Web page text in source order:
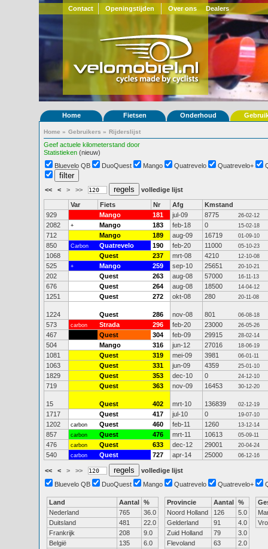
Contact Openingstijden Over ons Dealers
Home Fietsen Onderhoud
Home » Gebruikers » Rijderslijst
Geef actuele kilometerstand door
Statistieken (nieuw)
Bluevelo QB
DuoQuest Mango Quatrevelo Quatrevelo+
<< < > >> volledige lijst
Var Fiets Nr Afg
Kmstand
929
Mango 181 jul-09 8775 26-02-12
2082 + Mango 183 feb-18 0 15-02-18
712 Mango 189 aug-09 16719 01-09-10
850 Carbon Quatrevelo 190 feb-20 11000 05-10-23
1068 Quest 237 mrt-08 4210 12-10-08
525 + Mango 259 sep-10 25651 20-10-21
202 Quest 263 aug-08 57000 16-11-13
676 Quest 264 aug-08 18500 14-04-12
1251 Quest 272 okt-08 280 20-11-08
1224 Quest 286 nov-08 801 06-08-18
573 carbon Strada 296 feb-20 23000 26-05-26
467 Quest 304 feb-09 29915 28-02-14
504 Mango 316 jun-12 27016 18-06-19
1081 Quest 319 mei-09 3981 06-01-11
1063 Quest 331 jun-09 4359 25-01-10
1829 Quest 353 dec-10 0 24-12-10
719 Quest 363 nov-09 16453 30-12-20
15 Quest 402 mrt-10 136839 02-12-19
1717 Quest 417 jul-10 0 19-07-10
1202 carbon Quest 460 feb-11 1260 13-12-14
857 carbon Quest 476 mrt-11 10613 05-09-11
476 carbon Quest 633 dec-12 29001 20-04-24
540 carbon Quest 727 apr-14 25000 06-12-16
<< < > >>
volledige lijst
Bluevelo QB
DuoQuest Mango Quatrevelo Quatrevelo+
Land Aantal %
Nederland
765
36.0
Duitsland
481
22.0
Frankrijk
208
9.0
België
135
6.0
Provincie Aantal %
Noord Holland
126
5.0
Gelderland
91
4.0
Zuid Holland
79
3.0
Flevoland
63
2.0